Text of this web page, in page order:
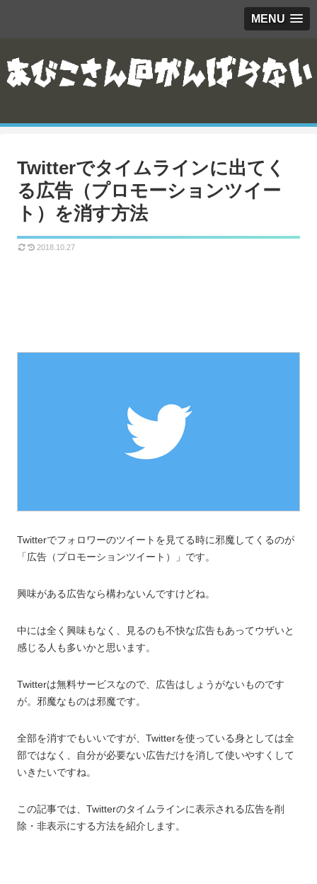
MENU
Twitterでタイムラインに出てく
る広告（プロモーションツイー
ト）を消す方法
2018.10.27
Twitterでフォロワーのツイートを見てる時に邪魔してくるのが
「広告（プロモーションツイート）」です。
興味がある広告なら構わないんですけどね。
中には全く興味もなく、見るのも不快な広告もあってウザいと
感じる人も多いかと思います。
Twitterは無料サービスなので、広告はしょうがないものです
が。邪魔なものは邪魔です。
全部を消すでもいいですが、Twitterを使っている身としては全
部ではなく、自分が必要ない広告だけを消して使いやすくして
いきたいですね。
この記事では、Twitterのタイムラインに表示される広告を削
除・非表示にする方法を紹介します。